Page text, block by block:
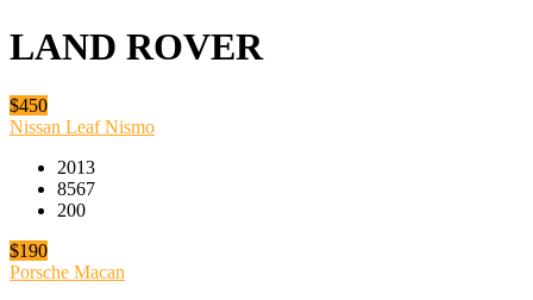
LAND ROVER
$450
Nissan Leaf Nismo
2013
8567
200
$190
Porsche Macan